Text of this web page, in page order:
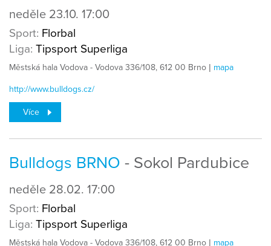
neděle 23.10. 17:00
Sport: Florbal
Liga: Tipsport Superliga
Městská hala Vodova - Vodova 336/108, 612 00 Brno | mapa
http://www.bulldogs.cz/
Více
Bulldogs BRNO - Sokol Pardubice
neděle 28.02. 17:00
Sport: Florbal
Liga: Tipsport Superliga
Městská hala Vodova - Vodova 336/108, 612 00 Brno | mapa